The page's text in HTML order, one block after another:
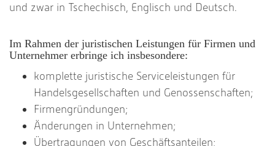
und zwar in Tschechisch, Englisch und Deutsch.
Im Rahmen der juristischen Leistungen für Firmen und
Unternehmer erbringe ich insbesondere:
komplette juristische Serviceleistungen für
Handelsgesellschaften und Genossenschaften;
Firmengründungen;
Änderungen in Unternehmen;
Übertragungen von Geschäftsanteilen;